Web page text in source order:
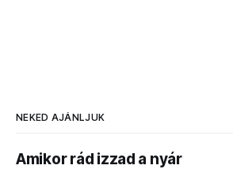
NEKED AJÁNLJUK
Amikor rád izzad a nyár